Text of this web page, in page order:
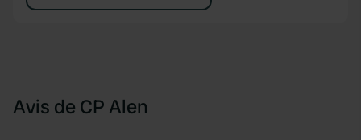
Avis de CP Alen